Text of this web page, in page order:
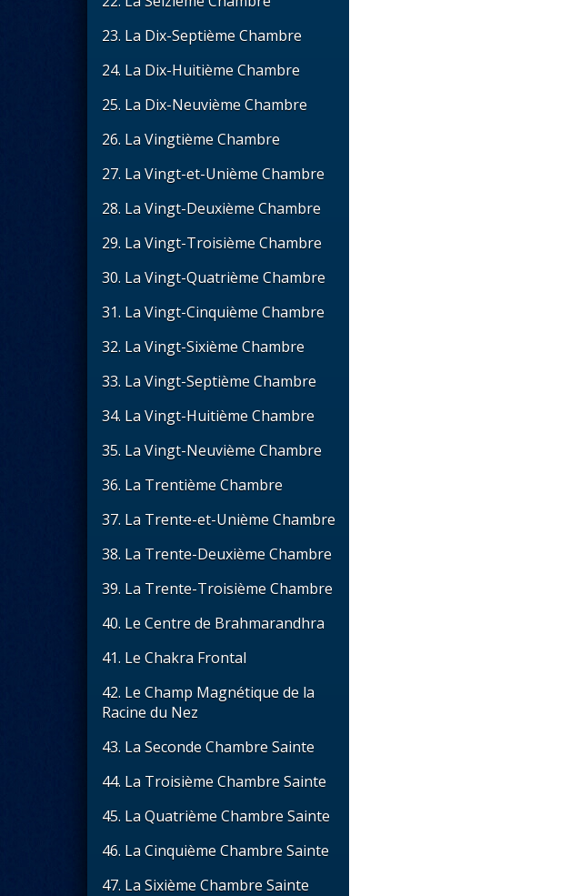
23. La Dix-Septième Chambre
24. La Dix-Huitième Chambre
25. La Dix-Neuvième Chambre
26. La Vingtième Chambre
27. La Vingt-et-Unième Chambre
28. La Vingt-Deuxième Chambre
29. La Vingt-Troisième Chambre
30. La Vingt-Quatrième Chambre
31. La Vingt-Cinquième Chambre
32. La Vingt-Sixième Chambre
33. La Vingt-Septième Chambre
34. La Vingt-Huitième Chambre
35. La Vingt-Neuvième Chambre
36. La Trentième Chambre
37. La Trente-et-Unième Chambre
38. La Trente-Deuxième Chambre
39. La Trente-Troisième Chambre
40. Le Centre de Brahmarandhra
41. Le Chakra Frontal
42. Le Champ Magnétique de la
Racine du Nez
43. La Seconde Chambre Sainte
44. La Troisième Chambre Sainte
45. La Quatrième Chambre Sainte
46. La Cinquième Chambre Sainte
47. La Sixième Chambre Sainte